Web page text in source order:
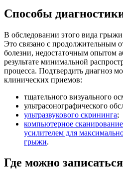
Способы
В обследовании этого вида грыжи
Это связано с продолжительным
болезни, недостаточным опытом
результате минимальной
процесса. Подтвердить диагноз
клинических приемов:
тщательного визуального
ультрасонографического
ультразвукового скрининга;
компьютерное
усилителем для
грыжи.
Где можно